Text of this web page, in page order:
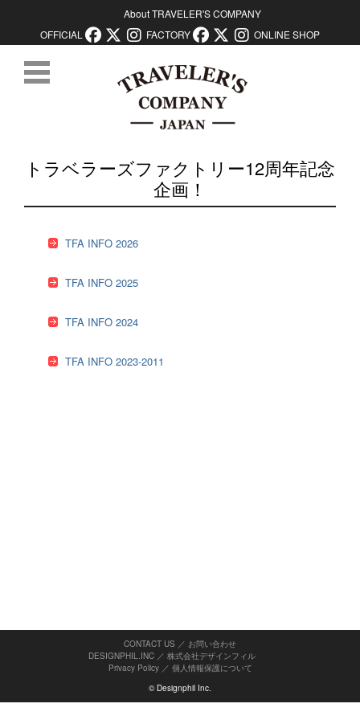
About TRAVELER'S COMPANY
OFFICIAL
FACTORY ONLINE SHOP
トラベラーズファクトリー12周年記念
企画！
TFA INFO 2026
TFA INFO 2025
TFA INFO 2024
TFA INFO 2023-2011
CONTACT US ／ お問い合わせ
DESIGNPHIL.INC ／ 株式会社デザインフィル
Privacy Policy／ 個人情報保護について
© Designphil Inc.